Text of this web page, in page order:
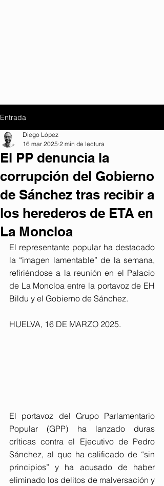
Entrada
El PP denuncia la
corrupción del Gobierno
de Sánchez tras recibir a
los herederos de ETA en
La Moncloa
Diego López
16 mar 2025 2 min de lectura
El representante popular ha destacado
la “imagen lamentable” de la semana,
refiriéndose a la reunión en el Palacio
de La Moncloa entre la portavoz de EH
Bildu y el Gobierno de Sánchez.
HUELVA, 16 DE MARZO 2025.
El portavoz del Grupo Parlamentario
Popular (GPP) ha lanzado duras
críticas contra el Ejecutivo de Pedro
Sánchez, al que ha calificado de “sin
principios” y ha acusado de haber
eliminado los delitos de malversación y